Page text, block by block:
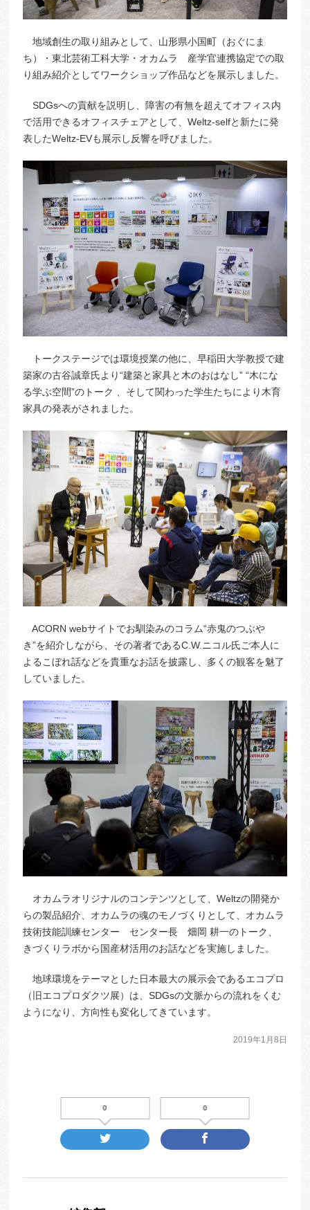
地域創生の取り組みとして、山形県小国町（おぐにま
ち）・東北芸術工科大学・オカムラ 産学官連携協定での取
り組み紹介としてワークショップ作品などを展示しました。
SDGsへの貢献を説明し、障害の有無を超えてオフィス内
で活用できるオフィスチェアとして、Weltz-selfと新たに発
表したWeltz-EVも展示し反響を呼びました。
トークステージでは環境授業の他に、早稲田大学教授で建
築家の古谷誠章氏より“建築と家具と木のおはなし” “木にな
る学ぶ空間”のトーク 、そして関わった学生たちにより木育
家具の発表がされました。
ACORN webサイトでお馴染みのコラム“赤鬼のつぶや
き”を紹介しながら、その著者であるC.W.ニコル氏ご本人に
よるこぼれ話などを貴重なお話を披露し、多くの観客を魅了
していました。
オカムラオリジナルのコンテンツとして、Weltzの開発か
らの製品紹介、オカムラの魂のモノづくりとして、オカムラ
技術技能訓練センター センター長 畑岡 耕一のトーク、
きづくりラボから国産材活用のお話などを実施しました。
地球環境をテーマとした日本最大の展示会であるエコプロ
（旧エコプロダクツ展）は、SDGsの文脈からの流れをくむ
ようになり、方向性も変化してきています。
2019年1月8日
0 0